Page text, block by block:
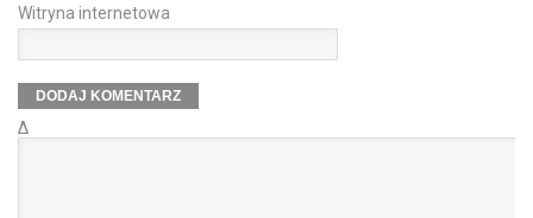
Witryna internetowa
Δ